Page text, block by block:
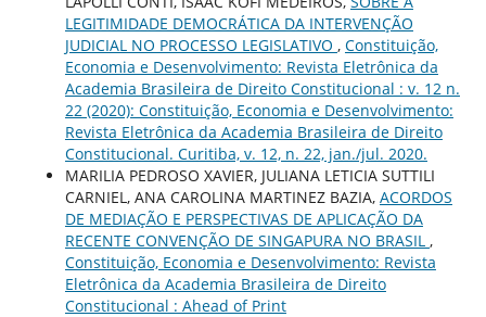
LEGITIMIDADE DEMOCRÁTICA DA INTERVENÇÃO
JUDICIAL NO PROCESSO LEGISLATIVO , Constituição,
Economia e Desenvolvimento: Revista Eletrônica da
Academia Brasileira de Direito Constitucional : v. 12 n.
22 (2020): Constituição, Economia e Desenvolvimento:
Revista Eletrônica da Academia Brasileira de Direito
Constitucional. Curitiba, v. 12, n. 22, jan./jul. 2020.
MARILIA PEDROSO XAVIER, JULIANA LETICIA SUTTILI
CARNIEL, ANA CAROLINA MARTINEZ BAZIA, ACORDOS
DE MEDIAÇÃO E PERSPECTIVAS DE APLICAÇÃO DA
RECENTE CONVENÇÃO DE SINGAPURA NO BRASIL ,
Constituição, Economia e Desenvolvimento: Revista
Eletrônica da Academia Brasileira de Direito
Constitucional : Ahead of Print